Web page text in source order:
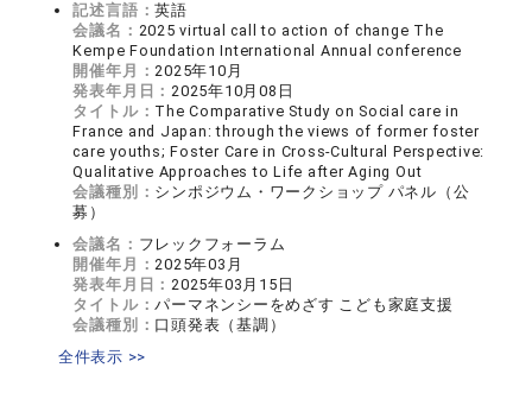
記述言語：英語
会議名： 2025 virtual call to action of change The
Kempe Foundation International Annual conference
開催年月：2025年10月
発表年月日：2025年10月08日
タイトル： The Comparative Study on Social care in
France and Japan: through the views of former foster
care youths; Foster Care in Cross-Cultural Perspective:
Qualitative Approaches to Life after Aging Out
会議種別： シンポジウム・ワークショップ パネル（公
募）
会議名： フレックフォーラム
開催年月：2025年03月
発表年月日：2025年03月15日
タイトル：パーマネンシーをめざす こども家庭支援
会議種別： 口頭発表（基調）
全件表示 >>